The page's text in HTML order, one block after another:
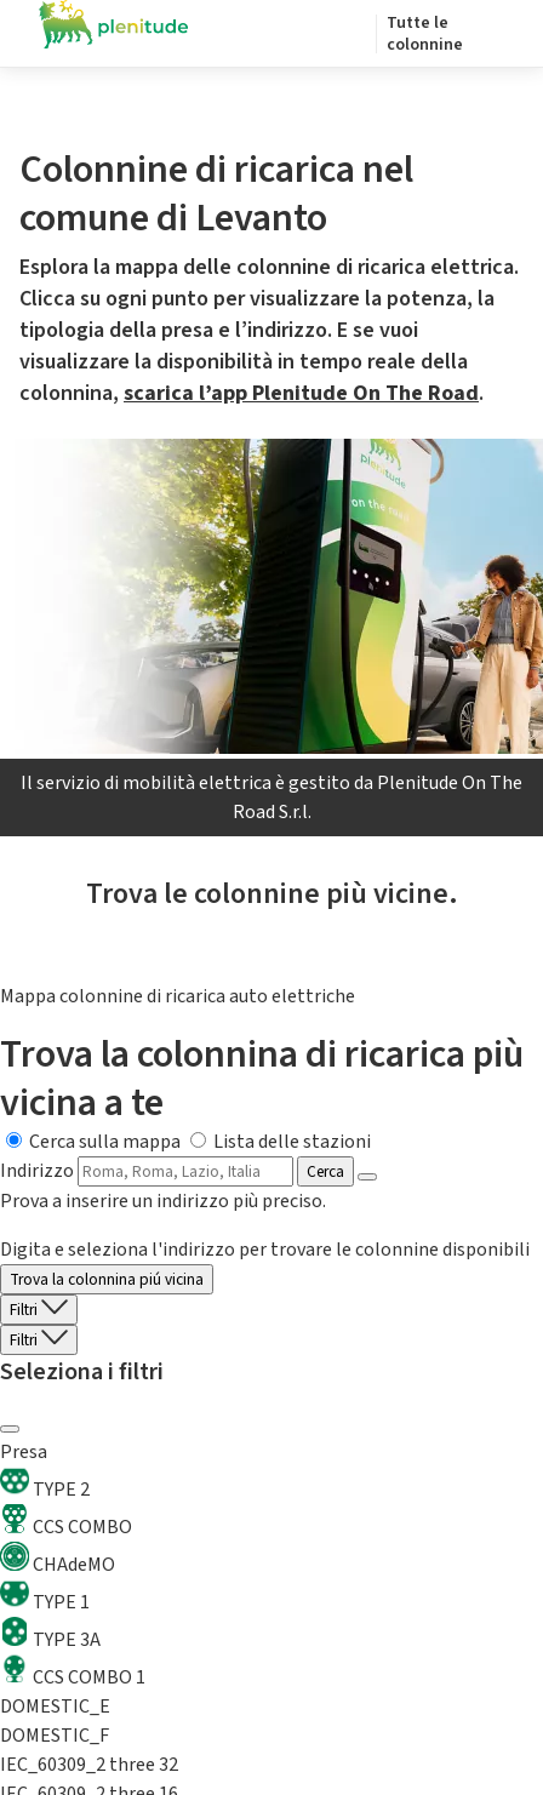
Tutte le
colonnine
Colonnine di ricarica nel
comune di Levanto
Esplora la mappa delle colonnine di ricarica elettrica.
Clicca su ogni punto per visualizzare la potenza, la
tipologia della presa e l’indirizzo. E se vuoi
visualizzare la disponibilità in tempo reale della
colonnina, scarica l’app Plenitude On The Road.
Il servizio di mobilità elettrica è gestito da Plenitude On The
Road S.r.l.
Trova le colonnine più vicine.
Mappa colonnine di ricarica auto elettriche
Trova la colonnina di ricarica più
vicina a te
Cerca sulla mappa
Lista delle stazioni
Indirizzo
Cerca
Prova a inserire un indirizzo più preciso.
Digita e seleziona l'indirizzo per trovare le colonnine disponibili
Trova la colonnina piú vicina
Filtri
Filtri
Seleziona i filtri
Presa
TYPE 2
CCS COMBO
CHAdeMO
TYPE 1
TYPE 3A
CCS COMBO 1
DOMESTIC_E
DOMESTIC_F
IEC_60309_2 three 32